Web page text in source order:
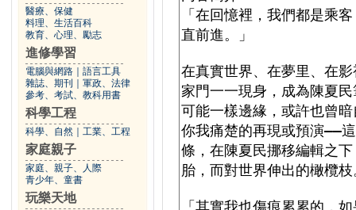
醫療、保健
料理、生活百科
教育、心理、勵志
進修學習
電腦與網路
語言工具
雜誌、期刊
軍政、法律
參考、考試、教科用書
科學工程
科學、自然 工業、工程
家庭親子
家庭、親子、人際
青少年、童書
玩樂天地